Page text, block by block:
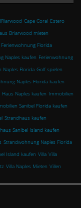
Cape Coral Estero
Briarwood mieten
Ferienwohnung Florida
Naples kaufen Ferienwohnung
Naples Florida Golf spielen
Naples Florida kaufen
Haus Naples kaufen Immobilien
Sanibel Florida kaufen
Strandhaus kaufen
Sanibel Island kaufen
Strandwohnung Naples Florida
Island kaufen Villa Villa
Villa Naples Mieten Villen